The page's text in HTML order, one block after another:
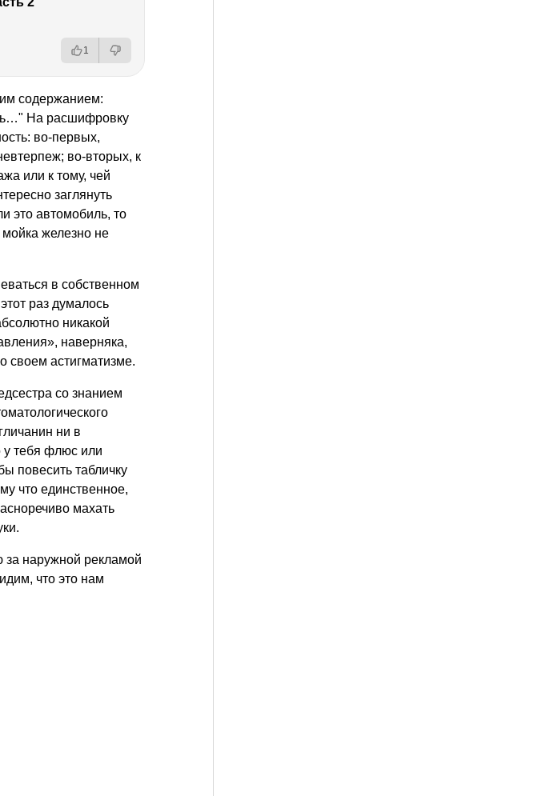
1
содержанием:
На расшифровку
во-первых,
во-вторых, к
или к тому, чей
заглянуть
это автомобиль, то
железно не
в собственном
раз думалось
никакой
наверняка,
своем астигматизме.
со знанием
ни в
у тебя флюс или
повесить табличку
что единственное,
махать
за наружной рекламой
что это нам